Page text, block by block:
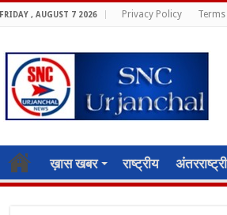
FRIDAY , AUGUST 7 2026 Privacy Policy
ख़ास खबर राष्ट्रीय